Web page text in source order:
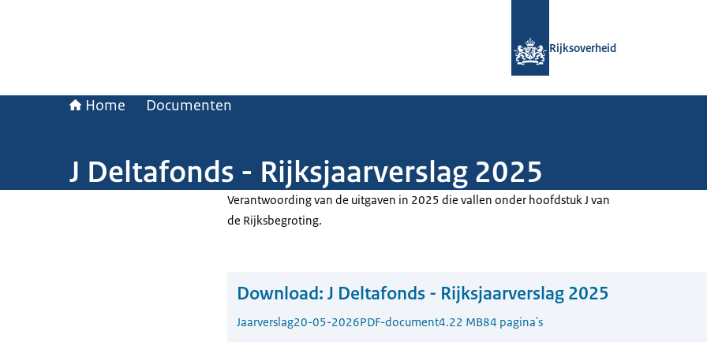
Rijksoverheid
Home Documenten
J Deltafonds - Rijksjaarverslag 2025
Verantwoording van de uitgaven in 2025 die vallen onder hoofdstuk J van
de Rijksbegroting.
Download: J Deltafonds - Rijksjaarverslag 2025
Jaarverslag20-05-2026PDF-document4.22 MB84 pagina's